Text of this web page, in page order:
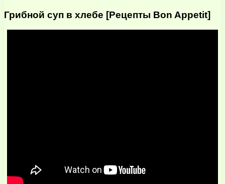
Грибной суп в хлебе [Рецепты Bon Appetit]